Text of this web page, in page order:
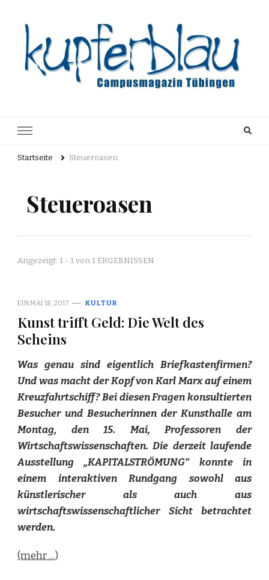
Archiv
Startseite Steueroasen
Steueroasen
Angezeigt: 1 - 1 von 1 ERGEBNISSEN
EINMAI 18, 2017 KULTUR
Kunst trifft Geld: Die Welt des
Scheins
Was genau sind eigentlich Briefkastenfirmen?
Und was macht der Kopf von Karl Marx auf einem
Kreuzfahrtschiff? Bei diesen Fragen konsultierten
Besucher und Besucherinnen der Kunsthalle am
Montag, den 15. Mai, Professoren der
Wirtschaftswissenschaften. Die derzeit laufende
Ausstellung „KAPITALSTRÖMUNG“ konnte in
einem interaktiven Rundgang sowohl aus
künstlerischer als auch aus
wirtschaftswissenschaftlicher Sicht betrachtet
werden.
(mehr …)